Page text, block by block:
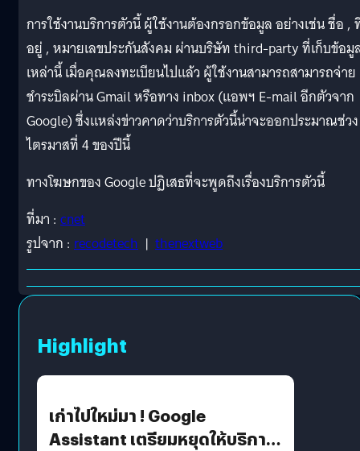
การใช้งานบริการตัวนี้ ผู้ใช้งานต้องกรอกข้อมูล อย่างเช่น ชื่อ ,
อยู่ , หมายเลขประกันสังคม ผ่านบริษัท third-party ที่เก็บข้อมู
เหล่านี้ เมื่อคุณลงทะเบียนไปแล้ว ผู้ใช้งานสามารถสามารถจ่าย
ชำระบิลผ่าน Gmail หรือทาง inbox (แอพฯ E-mail อีกตัวจาก
Google) ซึ่งแหล่งข่าวคาดว่าบริการตัวนี้น่าจะออกประมาณช่วง
ไตรมาสที่ 4 ของปีนี้
ทางโฆษกของ Google ปฏิเสธที่จะพูดถึงเรื่องบริการตัวนี้
ที่มา : cnet
รูปจาก : recodetech | thenextweb
Highlight
เก่าไปใหม่มา ! Google
Assistant เตรียมหยุดให้บริการ